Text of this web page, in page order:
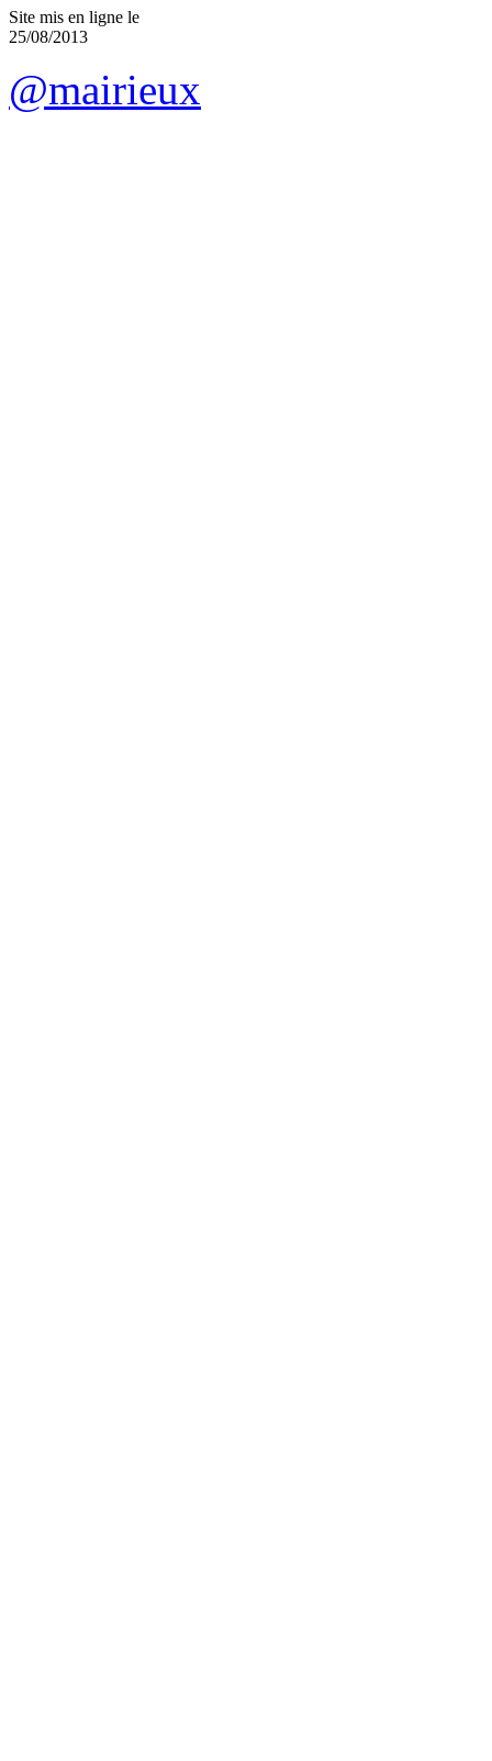
Site mis en ligne le
25/08/2013
@mairieux